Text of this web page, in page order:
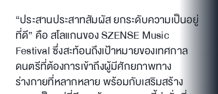
“ประสานประสาทสัมผัส ยกระดับความเป็นอยู่
ที่ดี” คือ สโลแกนของ SZENSE Music
Festival ซึ่งสะท้อนถึงเป้าหมายของเทศกาล
ดนตรีที่ต้องการเข้าถึงผู้มีศักยภาพทาง
ร่างกายที่หลากหลาย พร้อมกับเสริมสร้าง